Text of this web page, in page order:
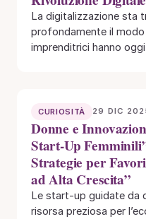
La digitalizzazione sta
profondamente il
imprenditrici hanno
CURIOSITÀ 29 DIC
Donne e
Start-Up
Strategie per
ad Alta Crescita”
Le start-up guidate da
risorsa preziosa per